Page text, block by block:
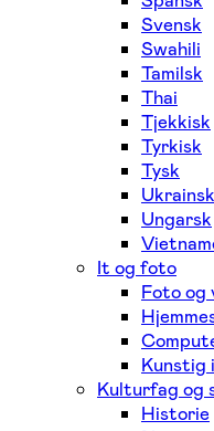
Svensk
Swahili
Tamilsk
Thai
Tjekkisk
Tyrkisk
Tysk
Ukrainsk
Ungarsk
It og foto
Foto og
Kunstig
Kulturfag og
Historie